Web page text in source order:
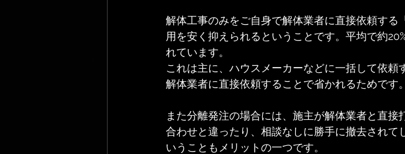
解体工事のみをご自身で解体業者に直接依頼す
用を安く抑えられるということです。平均で約
れています。
これは主に、ハウスメーカーなどに一括して依頼
解体業者に直接依頼することで省かれるためです。
また分離発注の場合には、施主が解体業者と直
合わせと違ったり、相談なしに勝手に撤去されて
いうこともメリットの一つです。